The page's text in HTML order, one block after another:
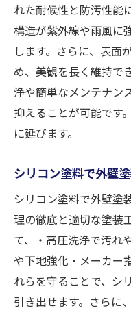
れた耐候性と防汚性能
構造が紫外線や雨風に
します。さらに、表面
め、美観を長く維持で
浄や簡単なメンテナン
抑えることが可能です
に延びます。
シリコン塗料で外壁
シリコン塗料で外壁塗
理の徹底と適切な塗装
て、・高圧洗浄で汚れ
や下地強化・メーカー
れらを守ることで、シ
引き出せます。さらに